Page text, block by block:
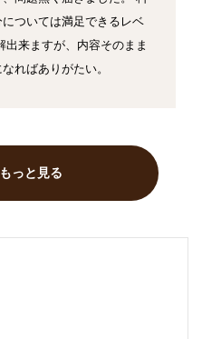
ついては満足できるレベ
出来ますが、内容そのまま
ればありがたい。
っと見る